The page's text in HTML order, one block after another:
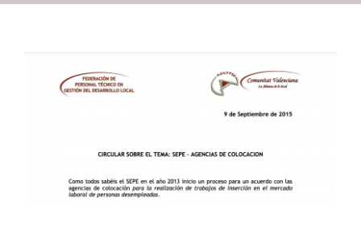
ContactoEl SEPE y sus acuerdos
de colaboración con las
CV ADLYPSE Valencia Comunicados